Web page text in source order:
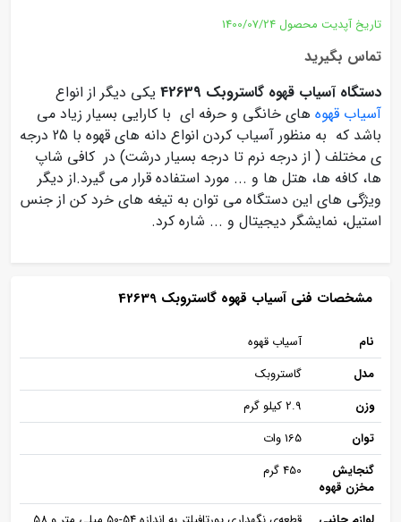
تاریخ آپدیت محصول 1400/07/24
تماس بگیرید
دستگاه آسیاب قهوه گاستروبک 42639
یکی دیگر از انواع
آسیاب قهوه های خانگی و حرفه ای با کارایی بسیار زیاد می
باشد که به منظور آسیاب کردن انواع دانه های قهوه با 25 درجه
ی مختلف ( از درجه نرم تا درجه بسیار درشت) در کافی شاپ
ها، کافه ها، هتل ها و ... مورد استفاده قرار می گیرد.از دیگر
ویژگی های این دستگاه می توان به تیغه های خرد کن از جنس
استیل، نمایشگر دیجیتال و ... شاره کرد.
مشخصات فنی آسیاب قهوه گاستروبک 42639
نام
آسیاب قهوه
مدل
گاستروبک
وزن
2.9 کیلو گرم
توان
165 وات
گنجایش
مخزن قهوه
450 گرم